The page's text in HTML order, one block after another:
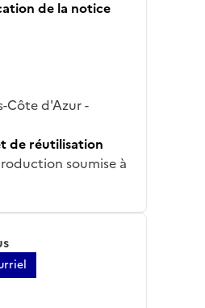
de la notice
Côte d'Azur -
de réutilisation
soumise à